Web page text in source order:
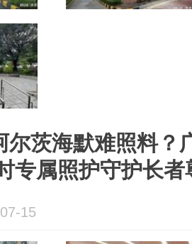
尔茨海默难照料？
专属照护守护长者
15